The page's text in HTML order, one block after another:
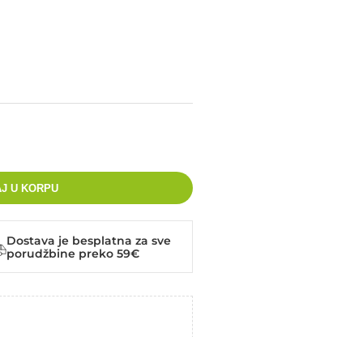
U KORPU
Dostava je besplatna za sve
porudžbine preko 59€